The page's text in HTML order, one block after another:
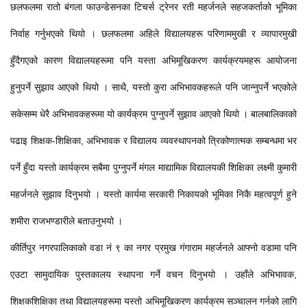
छलफलमा रातो बंगला फाउन्डेसनका टिचर्स ट्रेनर रती महर्जनले सहजकर्ताको भूमिका
निर्वाह गर्नुभएको थियो । छलफलमा अहिले विद्यालयहरू परिणाममुखी र व्यापारमुखी
हुँदैगएको कारण विद्यालयहरूमा पनि यस्ता अभिमूखिकरण कार्यक्रयमहरू आयोजना
हुनुपर्ने सुझाव आएको थियो । साथै, यस्तो कुरा अभिभावकहरूले पनि जान्नुपर्ने भएकोले
सकेसम्म धेरै अभिभावकहरूमा यो कार्यक्रम पुग्नुपर्ने सुझाव आएको थियो । बालबालिकाको
पढाइ शिक्षक-शिक्षिका, अभिभावक र विद्यालय व्यवस्थापनको त्रिकोणात्मक सम्बन्धमा भर
पर्ने हुँदा यस्तो कार्यक्रम सबैमा पुग्नुपर्ने मंगल माद्यामिक विद्यालयकी शिक्षिका लक्ष्मी कुमारी
महर्जनले सुझाव दिनुभयो । यस्तो कार्यमा सरकारी निकायको भूमिका निकै महत्वपूर्ण हुने
शमीरा राजभण्डारीले बताउनुभयो ।
कीर्तिपुर नगरपालिकाको वडा नं ९ का नगर प्रमुख गंगाराम महर्जनले आफ्नो वडामा पनि
एउटा सामुदायिक पुस्तकालय स्थापना गर्ने वचन दिनुभयो । उहाँले अभिभावक,
शिक्षकशिक्षिका तथा विद्यालयहरूमा यस्तो अभिमूखिकरण कार्यक्रम सञ्चालन गर्नको लागि